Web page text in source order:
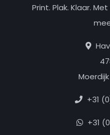
Print. Plak. Klaar.
+31
+31